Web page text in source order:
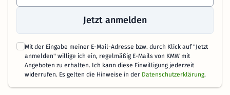
Jetzt anmelden
Mit der Eingabe meiner E-Mail-Adresse bzw. durch Klick auf "Jetzt
anmelden" willige ich ein, regelmäßig E-Mails von KMW mit
Angeboten zu erhalten. Ich kann diese Einwilligung jederzeit
widerrufen. Es gelten die Hinweise in der Datenschutzerklärung.